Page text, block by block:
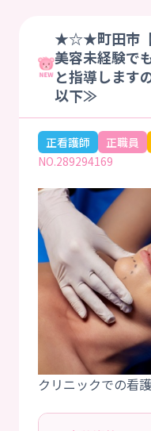
★☆★町田市【
美容未経験で
と指導しま
以下≫
正看護師 正職員
NO.289294169